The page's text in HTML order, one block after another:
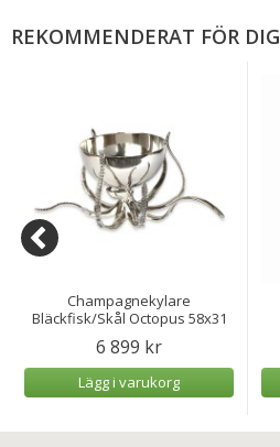
REKOMMENDERAT FÖR DIG
Champagnekylare
Bläckfisk/Skål Octopus 58x31
6 899 kr
Lägg i varukorg